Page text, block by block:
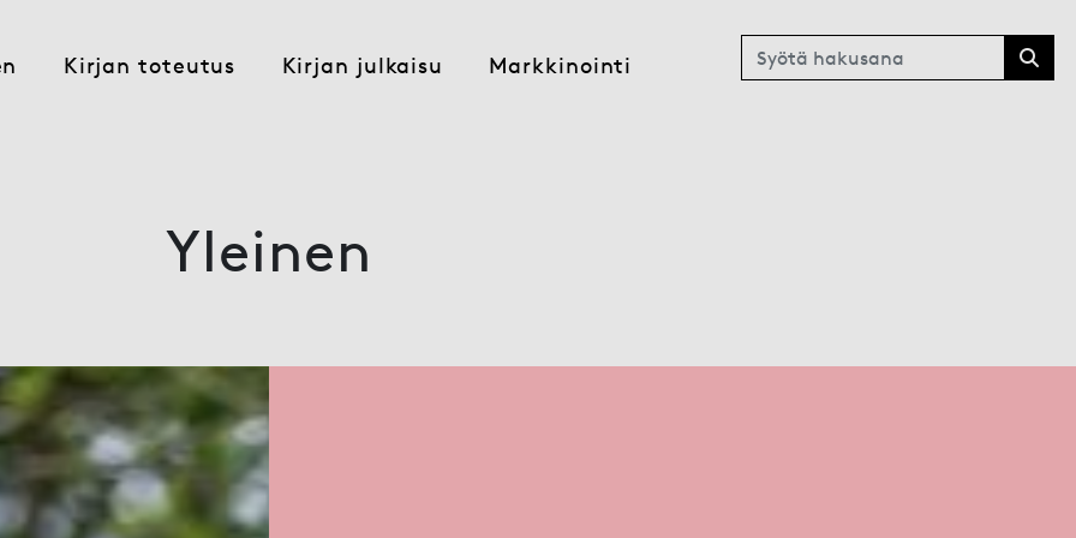
Kirjan toteutus Kirjan julkaisu Markkinointi
Haku
Yleinen